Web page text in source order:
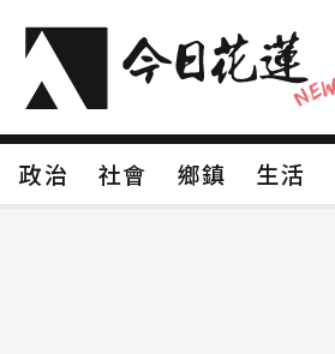
政治 社會 鄉鎮 生活
政治 社會 鄉鎮 生活